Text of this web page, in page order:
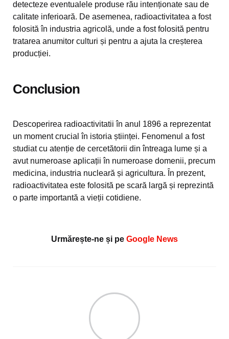
detecteze eventualele produse rău intenționate sau de
calitate inferioară. De asemenea, radioactivitatea a fost
folosită în industria agricolă, unde a fost folosită pentru
tratarea anumitor culturi și pentru a ajuta la creșterea
producției.
Conclusion
Descoperirea radioactivitatii în anul 1896 a reprezentat
un moment crucial în istoria științei. Fenomenul a fost
studiat cu atenție de cercetătorii din întreaga lume și a
avut numeroase aplicații în numeroase domenii, precum
medicina, industria nucleară și agricultura. În prezent,
radioactivitatea este folosită pe scară largă și reprezintă
o parte importantă a vieții cotidiene.
Urmărește-ne și pe Google News